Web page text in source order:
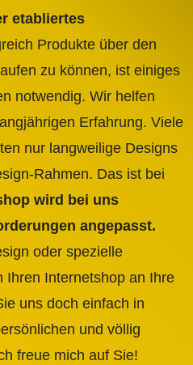
etabliertes
Produkte über den
zu können, ist einiges
notwendig. Wir helfen
Erfahrung. Viele
nur langweilige Designs
Rahmen. Das ist bei
wird bei uns
angepasst.
oder spezielle
Ihren Internetshop an Ihre
uns doch einfach in
und völlig
freue mich auf Sie!